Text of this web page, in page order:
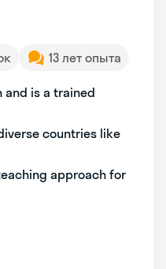
13 лет опыта
and is a trained
countries like
approach for